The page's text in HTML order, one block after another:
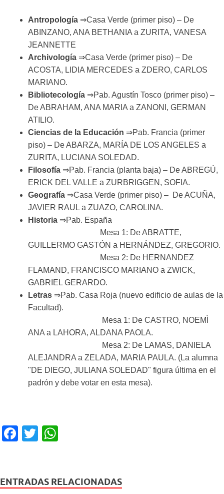
Antropología ⇒Casa Verde (primer piso) – De
ABINZANO, ANA BETHANIA a ZURITA, VANESA
JEANNETTE
Archivología ⇒Casa Verde (primer piso) – De
ACOSTA, LIDIA MERCEDES a ZDERO, CARLOS
MARIANO.
Bibliotecología ⇒Pab. Agustín Tosco (primer piso) –
De ABRAHAM, ANA MARIA a ZANONI, GERMAN
ATILIO.
Ciencias de la Educación ⇒Pab. Francia (primer
piso) – De ABARZA, MARÍA DE LOS ANGELES a
ZURITA, LUCIANA SOLEDAD.
Filosofía ⇒Pab. Francia (planta baja) – De ABREGÚ,
ERICK DEL VALLE a ZURBRIGGEN, SOFIA.
Geografía ⇒Casa Verde (primer piso) – De ACUÑA,
JAVIER RAUL a ZUAZO, CAROLINA.
Historia ⇒Pab. España
Mesa 1: De ABRATTE,
GUILLERMO GASTÓN a HERNÁNDEZ, GREGORIO.
Mesa 2: De HERNANDEZ
FLAMAND, FRANCISCO MARIANO a ZWICK,
GABRIEL GERARDO.
Letras ⇒Pab. Casa Roja (nuevo edificio de aulas de la
Facultad).
Mesa 1: De CASTRO, NOEMÌ
ANA a LAHORA, ALDANA PAOLA.
Mesa 2: De LAMAS, DANIELA
ALEJANDRA a ZELADA, MARIA PAULA. (La alumna
"DE DIEGO, JULIANA SOLEDAD" figura última en el
padrón y debe votar en esta mesa).
F
e
T
er s
ENTRADAS RELACIONADAS